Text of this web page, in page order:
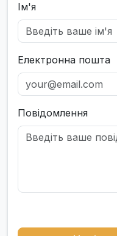
Ім'я
Електронна пошта
Повідомлення